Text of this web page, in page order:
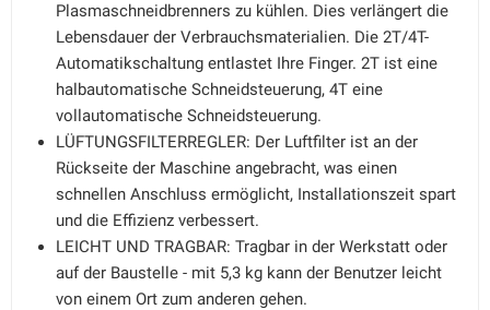
Plasmaschneidbrenners zu kühlen. Dies verlängert die
Lebensdauer der Verbrauchsmaterialien. Die 2T/4T-
Automatikschaltung entlastet Ihre Finger. 2T ist eine
halbautomatische Schneidsteuerung, 4T eine
vollautomatische Schneidsteuerung.
LÜFTUNGSFILTERREGLER: Der Luftfilter ist an der
Rückseite der Maschine angebracht, was einen
schnellen Anschluss ermöglicht, Installationszeit spart
und die Effizienz verbessert.
LEICHT UND TRAGBAR: Tragbar in der Werkstatt oder
auf der Baustelle - mit 5,3 kg kann der Benutzer leicht
von einem Ort zum anderen gehen.